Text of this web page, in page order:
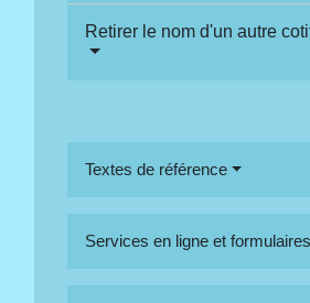
Retirer le nom d'un autre
Textes de référence
Services en ligne et formulaires